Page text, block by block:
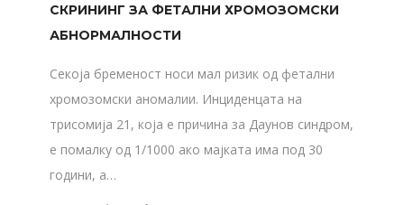
СКРИНИНГ ЗА ФЕТАЛНИ ХРОМОЗОМСКИ
АБНОРМАЛНОСТИ
Секоја бременост носи мал ризик од фетални
хромозомски аномалии. Инциденцата на
трисомија 21, која е причина за Даунов синдром,
е помалку од 1/1000 ако мајката има под 30
години, а…